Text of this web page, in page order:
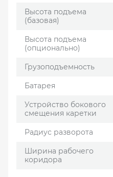
Высота подъема
(базовая)
Высота подъема
(опционально)
Грузоподъемность
Батарея
Устройство бокового
смещения каретки
Радиус разворота
Ширина рабочего
коридора